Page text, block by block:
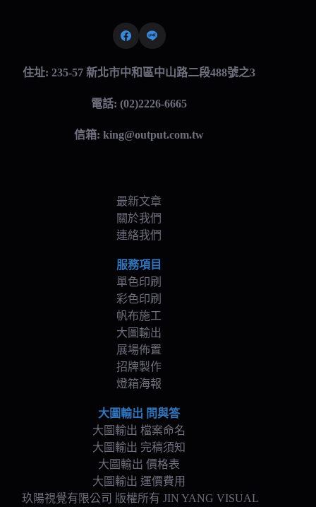
住址: 235-57 新北市中和區中山路二段488號之3
電話: (02)2226-6665
信箱:king@output.com.tw
最新文章
關於我們
連絡我們
服務項目
單色印刷
彩色印刷
帆布施工
大圖輸出
展場佈置
招牌製作
燈箱海報
大圖輸出 問與答
大圖輸出 檔案命名
大圖輸出 完稿須知
大圖輸出 價格表
大圖輸出 運價費用
玖陽視覺有限公司 版權所有 JIN YANG VISUAL